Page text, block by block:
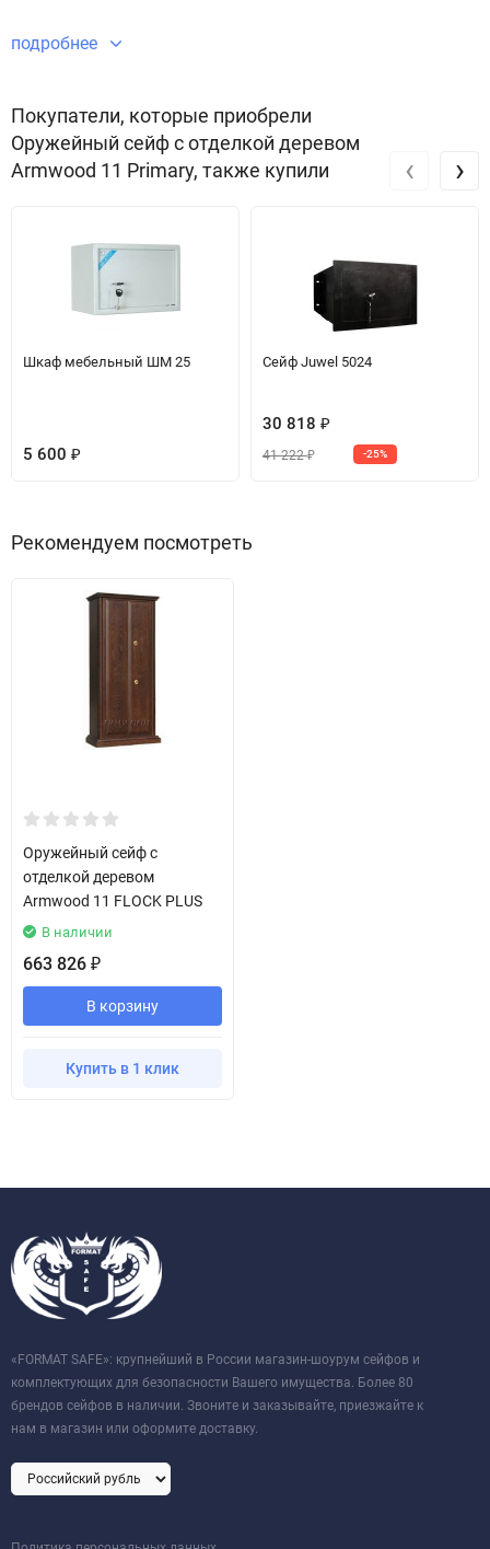
подробнее
Покупатели, которые приобрели
Оружейный сейф с отделкой деревом
Armwood 11 Primary, также купили
Шкаф мебельный ШМ 25
5 600 ₽
Сейф Juwel 5024
30 818 ₽
41 222₽ -25%
‹ ›
Рекомендуем посмотреть
Оружейный сейф с
отделкой деревом
Armwood 11 FLOCK PLUS
В наличии
663 826 ₽
В корзину
Купить в 1 клик
«FORMAT SAFE»: крупнейший в России магазин-шоурум сейфов и
комплектующих для безопасности Вашего имущества. Более 80
брендов сейфов в наличии. Звоните и заказывайте, приезжайте к
нам в магазин или оформите доставку.